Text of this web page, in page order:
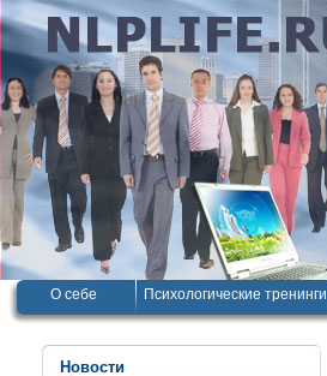
О себе Психологические тренинги
Новости